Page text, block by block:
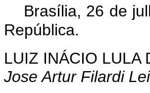
Brasília, 26 de
República.
LUIZ INÁCIO LULA
Jose Artur Filardi